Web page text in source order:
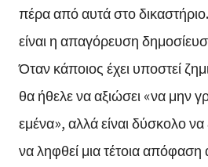
πέρα από αυτά στο
είναι η απαγόρευση
Όταν κάποιος έχει υποστεί
θα ήθελε να αξιώσει «να μην
εμένα», αλλά είναι δύσκολο να
να ληφθεί μια τέτοια απόφαση